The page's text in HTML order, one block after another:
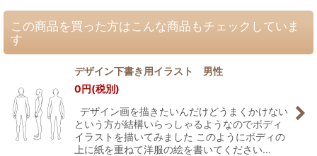
この商品を買った方はこんな商品もチェックしていま
す
デザイン下書き用イラスト 男性
0円(税別)
デザイン画を描きたいんだけどうまくかけない
という方が結構いらっしゃるようなのでボディ
イラストを描いてみました このようにボディの
上に紙を重ねて洋服の絵を書いてください…